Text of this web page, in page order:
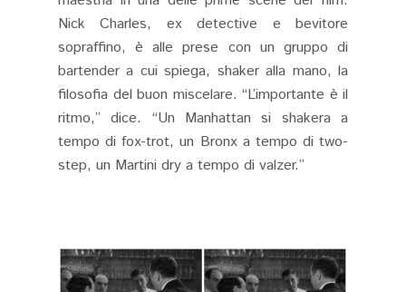
Nick Charles, ex detective e bevitore
sopraffino, è alle prese con un gruppo di
bartender a cui spiega, shaker alla mano, la
filosofia del buon miscelare. “L’importante è il
ritmo,” dice. “Un Manhattan si shakera a
tempo di fox-trot, un Bronx a tempo di two-
step, un Martini dry a tempo di valzer.”